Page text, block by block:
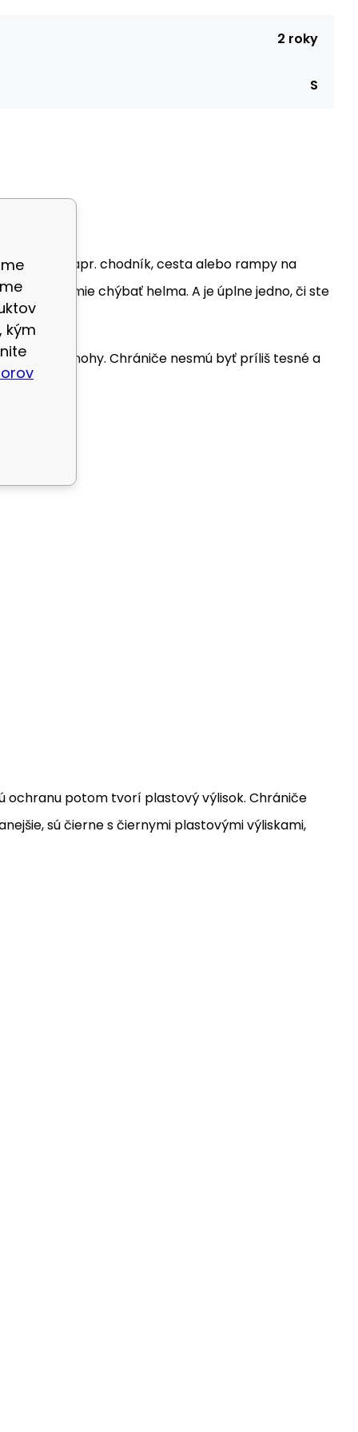
2 roky
S
(napr. chodník, cesta alebo rampy na
nesmie chýbať helma. A je úplne jedno, či ste
alebo nohy. Chrániče nesmú byť príliš tesné a
ochranu potom tvorí plastový výlisok. Chrániče
sú čierne s čiernymi plastovými výliskami,
kým